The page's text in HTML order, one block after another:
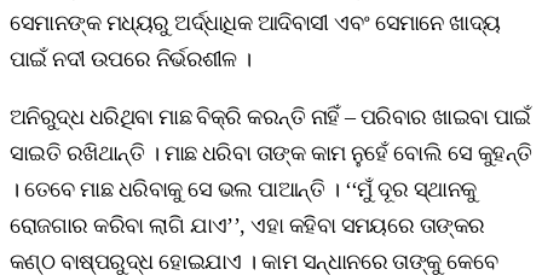
ସେମାନଙ୍କ ମଧ୍ୟରୁ ଅର୍ଦ୍ଧାଧିକ ଆଦିବାସୀ ଏବଂ ସେମାନେ ଖାଦ୍ୟ
ପାଇଁ ନଦୀ ଉପରେ ନିର୍ଭରଶୀଳ ।
ଅନିରୁଦ୍ଧ ଧରିଥିବା ମାଛ ବିକ୍ରି କରନ୍ତି ନାହିଁ – ପରିବାର ଖାଇବା ପାଇଁ
ସାଇତି ରଖିଥାନ୍ତି । ମାଛ ଧରିବା ତାଙ୍କ କାମ ନୁହେଁ ବୋଲି ସେ କୁହନ୍ତି
। ତେବେ ମାଛ ଧରିବାକୁ ସେ ଭଲ ପାଆନ୍ତି । ‘‘ମୁଁ ଦୂର ସ୍ଥାନକୁ
ରୋଜଗାର କରିବା ଲାଗି ଯାଏ’’, ଏହା କହିବା ସମୟରେ ତାଙ୍କର
କଣ୍ଠ ବାଷ୍ପରୁଦ୍ଧ ହୋଇଯାଏ । କାମ ସନ୍ଧାନରେ ତାଙ୍କୁ କେବେ